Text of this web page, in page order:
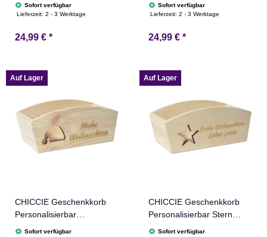
Wunschtext mit Zahl
Holz Geschenkidee
Sofort verfügbar
Lieferzeit:2 - 3 Werktage
24,99 € *
Wunschtext zum
Präsentkorb Holz
Personalisierung
Sofort verfügbar
Lieferzeit:2 - 3 Werktage
24,99 € *
Auf Lager
CHICCIE Geschenkkorb
Personalisierbar
Nikolausmütze Wunschtext
Sofort verfügbar
Auf Lager
CHICCIE Geschenkkorb
Personalisierbar Stern
Wunschtext 24x13x8cm
Sofort verfügbar